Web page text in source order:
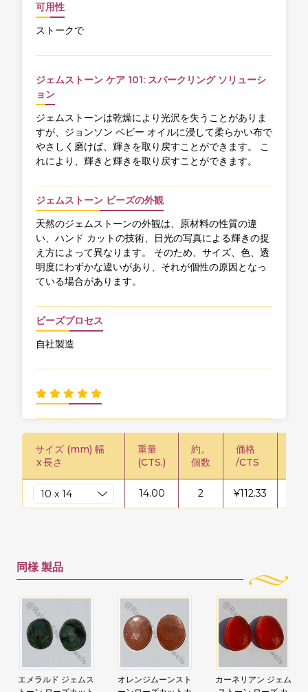
可用性
ストークで
ジェムストーン ケア 101: スパークリング ソリューシ
ョン
ジェムストーンは乾燥により光沢を失うことがありま
すが、ジョンソン ベビー オイルに浸して柔らかい布で
やさしく磨けば、輝きを取り戻すことができます。 こ
れにより、輝きと輝きを取り戻すことができます。
ジェムストーン ビーズの外観
天然のジェムストーンの外観は、原材料の性質の違
い、ハンド カットの技術、日光の写真による輝きの捉
え方によって異なります。 そのため、サイズ、色、透
明度にわずかな違いがあり、それが個性の原因となっ
ている場合があります。
ビーズプロセス
自社製造
サイズ (mm) 幅
x長さ
重量
(CTS.)
約。
個数
価格
/CTS
14.00 2 ¥112.33
同様 製品
エメラルド ジェムス
オレンジムーンスト
カーネリアン ジェム